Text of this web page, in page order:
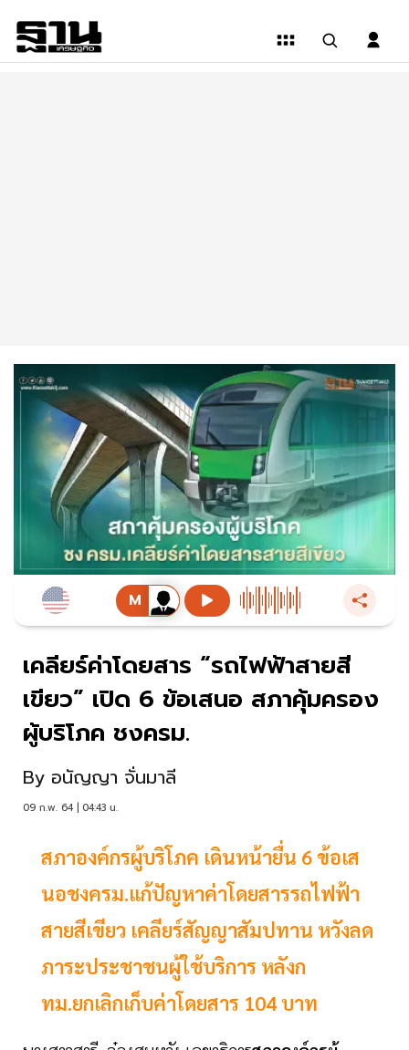
เคลียร์ค่าโดยสาร “รถไฟฟ้าสายสี
เขียว” เปิด 6 ข้อเสนอ สภาคุ้มครอง
ผู้บริโภค ชงครม.
By อนัญญา จั่นมาลี
09 ก.พ. 64 | 04:43 น.
สภาองค์กรผู้บริโภค เดินหน้ายื่น 6 ข้อเส
นอชงครม.แก้ปัญหาค่าโดยสารรถไฟฟ้า
สายสีเขียว เคลียร์สัญญาสัมปทาน หวังลด
ภาระประชาชนผู้ใช้บริการ หลังก
ทม.ยกเลิกเก็บค่าโดยสาร 104 บาท